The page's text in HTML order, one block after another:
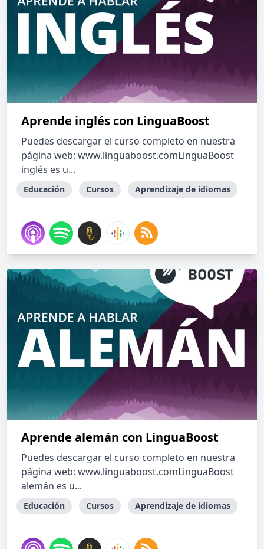
Aprende inglés con LinguaBoost
Puedes descargar el curso completo en nuestra
página web: www.linguaboost.comLinguaBoost
inglés es u...
Educación Cursos Aprendizaje de idiomas
Aprende alemán con LinguaBoost
Puedes descargar el curso completo en nuestra
página web: www.linguaboost.comLinguaBoost
alemán es u...
Educación Cursos Aprendizaje de idiomas